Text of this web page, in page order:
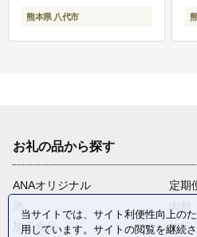
熊本県 八代市
お礼の品から探す
ANAオリジナル
定期
加工食品
旅行
当サイトでは、サイト利便性向上の
用しています。サイトの閲覧を継続